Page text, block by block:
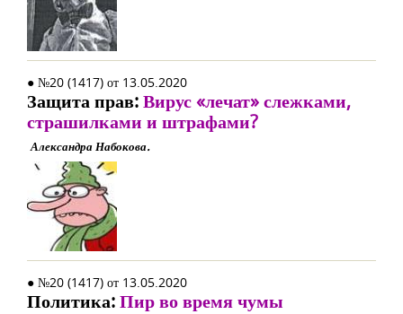
● №20 (1417) от 13.05.2020
Защита прав:Вирус «лечат» слежками,
страшилками и штрафами?
Александра Набокова.
● №20 (1417) от 13.05.2020
Политика:Пир во время чумы